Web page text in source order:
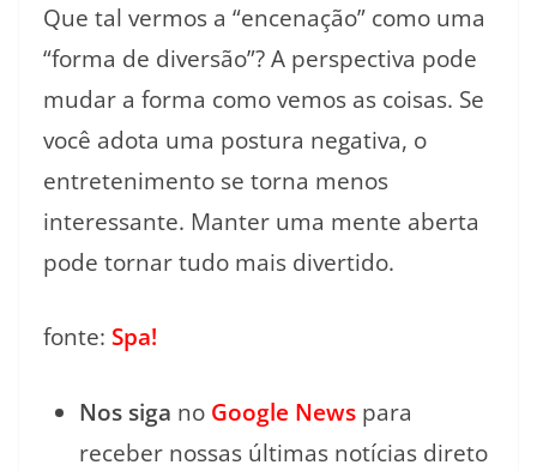
Que tal vermos a “encenação” como uma
“forma de diversão”? A perspectiva pode
mudar a forma como vemos as coisas. Se
você adota uma postura negativa, o
entretenimento se torna menos
interessante. Manter uma mente aberta
pode tornar tudo mais divertido.
fonte: Spa!
Nos siga no Google News para
receber nossas últimas notícias direto